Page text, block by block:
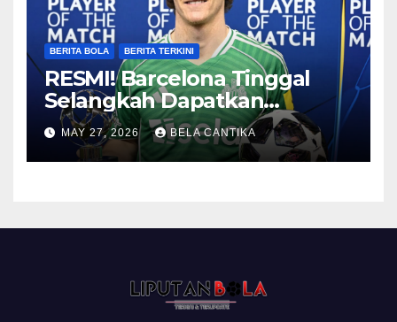
BERITA BOLA BERITA TERKINI
RESMI! Barcelona Tinggal
Selangkah Dapatkan
Anthony Gordon
MAY 27, 2026 BELA CANTIKA